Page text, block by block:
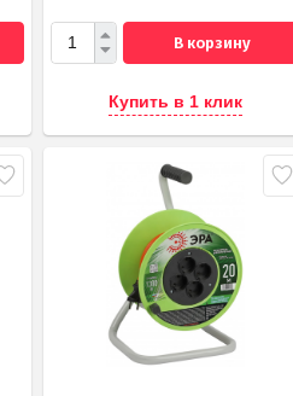
В корзину
Купить в 1 клик